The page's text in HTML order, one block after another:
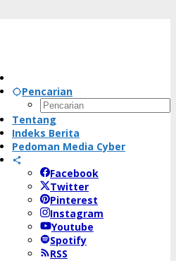
Pencarian
Tentang
Indeks Berita
Pedoman Media Cyber
Facebook
Twitter
Pinterest
Instagram
Youtube
Spotify
RSS